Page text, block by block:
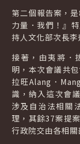
第二個報告案，
力量．我們！』
持人文化部次長李
接著，由夷將．
明，本次會議共
拉旺Alang．
識，納入這次會
涉及自治法相關
理，其餘37案提
行政院交由各相